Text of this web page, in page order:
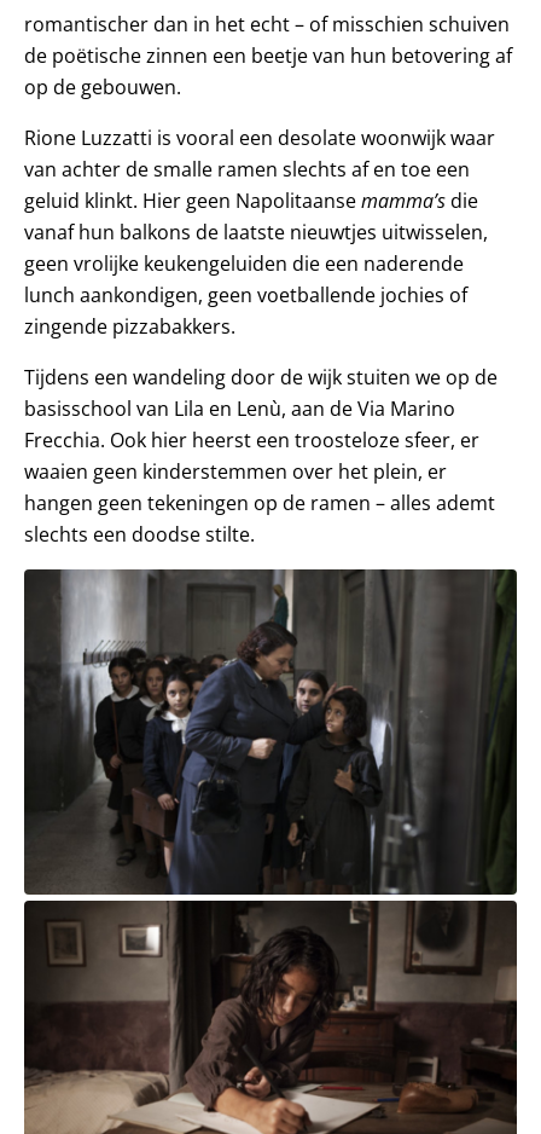
romantischer dan in het echt – of misschien schuiven
de poëtische zinnen een beetje van hun betovering af
op de gebouwen.
Rione Luzzatti is vooral een desolate woonwijk waar
van achter de smalle ramen slechts af en toe een
geluid klinkt. Hier geen Napolitaansemamma’sdie
vanaf hun balkons de laatste nieuwtjes uitwisselen,
geen vrolijke keukengeluiden die een naderende
lunch aankondigen, geen voetballende jochies of
zingende pizzabakkers.
Tijdens een wandeling door de wijk stuiten we op de
basisschool van Lila en Lenù, aan de Via Marino
Frecchia. Ook hier heerst een troosteloze sfeer, er
waaien geen kinderstemmen over het plein, er
hangen geen tekeningen op de ramen – alles ademt
slechts een doodse stilte.